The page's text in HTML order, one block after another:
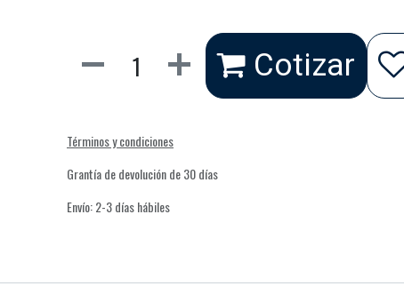
Cotizar
Términos y condiciones
Grantía de devolución de 30 días
Envío: 2-3 días hábiles